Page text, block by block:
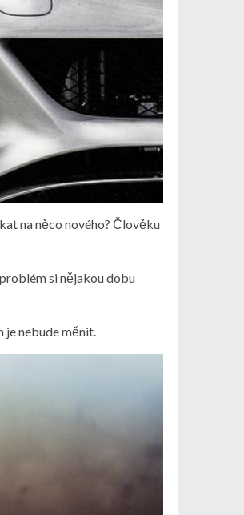
na něco nového? Člověku
si nějakou dobu
je nebude měnit.